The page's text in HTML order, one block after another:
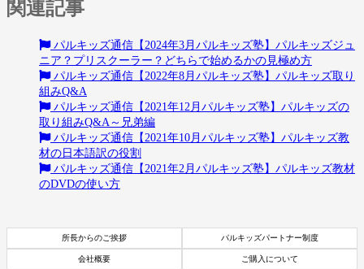
関連記事
パルキッズ通信【2024年3月パルキッズ塾】パルキッズジュ
ニア？プリスクーラー？どちらで始めるかの見極め方
パルキッズ通信【2022年8月パルキッズ塾】パルキッズ取り
組みQ&A
パルキッズ通信【2021年12月パルキッズ塾】パルキッズの
取り組みQ&A～兄弟編
パルキッズ通信【2021年10月パルキッズ塾】パルキッズ教
材の日本語訳の役割
パルキッズ通信【2021年2月パルキッズ塾】パルキッズ教材
のDVDの使い方
所長からのご挨拶 パルキッズパートナー制度
会社概要 ご購入について